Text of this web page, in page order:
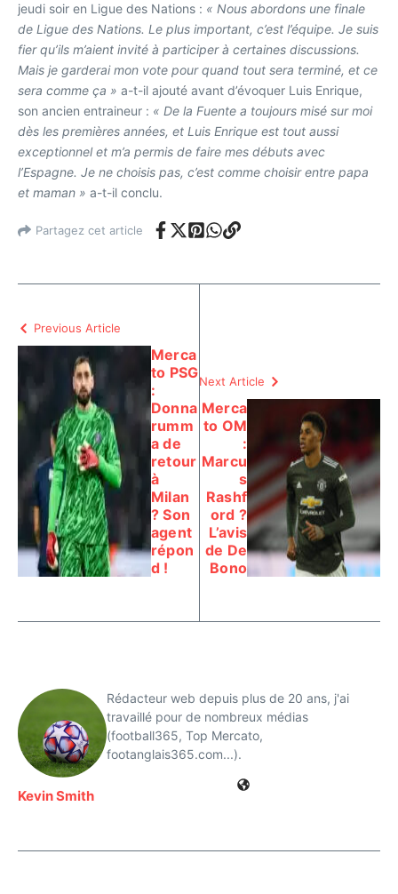
jeudi soir en Ligue des Nations : « Nous abordons une finale
de Ligue des Nations. Le plus important, c’est l’équipe. Je suis
fier qu’ils m’aient invité à participer à certaines discussions.
Mais je garderai mon vote pour quand tout sera terminé, et ce
sera comme ça » a-t-il ajouté avant d’évoquer Luis Enrique,
son ancien entraineur : « De la Fuente a toujours misé sur moi
dès les premières années, et Luis Enrique est tout aussi
exceptionnel et m’a permis de faire mes débuts avec
l’Espagne. Je ne choisis pas, c’est comme choisir entre papa
et maman » a-t-il conclu.
Partagez cet article
Previous Article
Merca
to PSG
:
Donna
rumm
a de
retour
à
Milan
? Son
agent
répon
d !
Next Article
Merca
to OM
:
Marcu
s
Rashf
ord ?
L’avis
de De
Bono
Kevin Smith
Rédacteur web depuis plus de 20 ans, j'ai
travaillé pour de nombreux médias
(football365, Top Mercato,
footanglais365.com...).